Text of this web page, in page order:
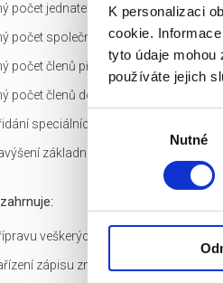
K personalizaci
cookie.
tyto údaje
používáte jejich
Výběr
Nutné
počet jednatelů než 1 - u s.r.o.
počet společníků než 1 - jen u s.r.o.
počet členů představenstva než 1 v
počet členů dozorčí rady než 3 - u a.s.
speciálních
základního kapitálu
veškerých dokumentů
zápisu změn do OR